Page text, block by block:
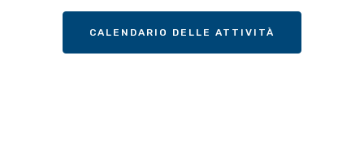
CALENDARIO DELLE ATTIVITÀ